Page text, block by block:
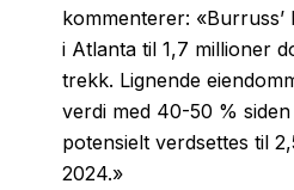
kommenterer:
i Atlanta til 1,7 millioner
trekk. Lignende
verdi med 40-50 %
potensielt verdsettes til
2024.»